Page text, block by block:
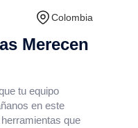
Colombia
Merecen
tu equipo
en este
que